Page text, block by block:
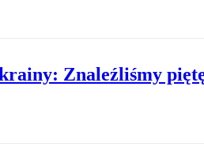
Znaleźliśmy